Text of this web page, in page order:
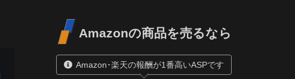
Amazonの商品を売るなら
Amazon･楽天の報酬が1番高いASPです